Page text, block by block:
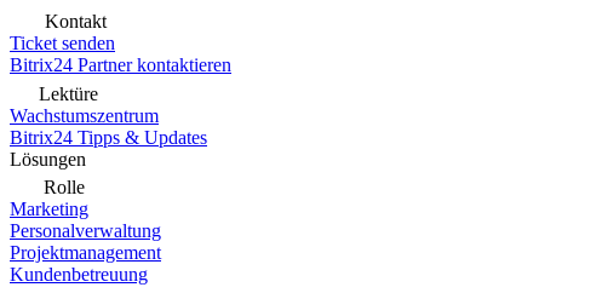
Kontakt
Ticket senden
Bitrix24 Partner kontaktieren
Lektüre
Wachstumszentrum
Bitrix24 Tipps & Updates
Lösungen
Rolle
Marketing
Personalverwaltung
Projektmanagement
Kundenbetreuung